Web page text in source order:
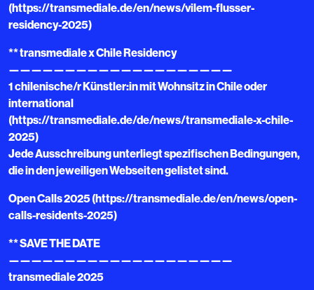
(https://transmediale.de/en/news/vilem-flusser-
residency-2025)
** transmediale x Chile Residency
————————————————————
1 chilenische/r Künstler:in mit Wohnsitz in Chile oder
international
(https://transmediale.de/de/news/transmediale-x-chile-
2025)
Jede Ausschreibung unterliegt spezifischen Bedingungen,
die in den jeweiligen Webseiten gelistet sind.
Open Calls 2025 (https://transmediale.de/en/news/open-
calls-residents-2025)
** SAVE THE DATE
————————————————————
transmediale 2025